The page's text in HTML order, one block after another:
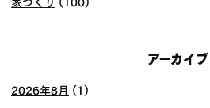
アーカイブ
2026年8月 (1)